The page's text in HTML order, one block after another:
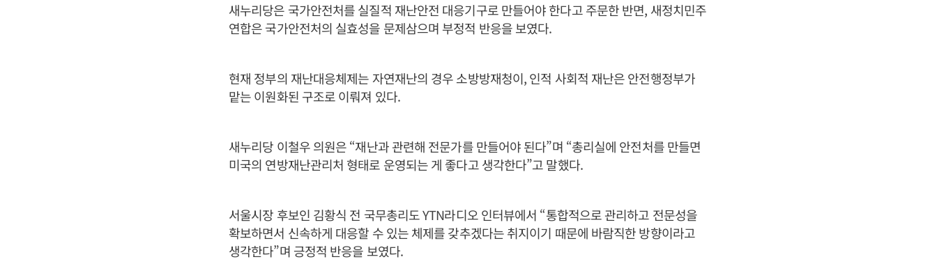
새누리당은 국가안전처를 실질적 재난안전 대응기구로 만들어야 한다고 주문한 반면, 새정치민주
연합은 국가안전처의 실효성을 문제삼으며 부정적 반응을 보였다.
현재 정부의 재난대응체제는 자연재난의 경우 소방방재청이, 인적 사회적 재난은 안전행정부가
맡는 이원화된 구조로 이뤄져 있다.
새누리당 이철우 의원은 “재난과 관련해 전문가를 만들어야 된다”며 “총리실에 안전처를 만들면
미국의 연방재난관리처 형태로 운영되는 게 좋다고 생각한다”고 말했다.
서울시장 후보인 김황식 전 국무총리도 YTN라디오 인터뷰에서 “통합적으로 관리하고 전문성을
확보하면서 신속하게 대응할 수 있는 체제를 갖추겠다는 취지이기 때문에 바람직한 방향이라고
생각한다”며 긍정적 반응을 보였다.